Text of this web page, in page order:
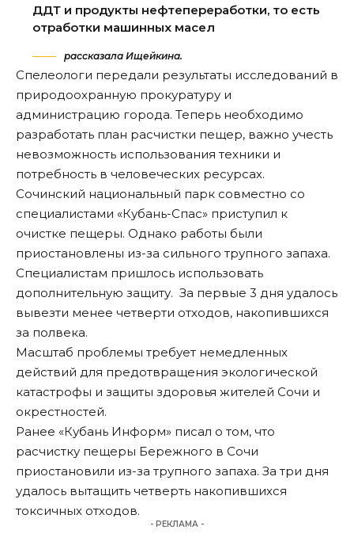
ДДТ и продукты нефтепереработки, то есть
отработки машинных масел
рассказала Ищейкина.
Спелеологи передали результаты исследований в
природоохранную прокуратуру и
администрацию города. Теперь необходимо
разработать план расчистки пещер, важно учесть
невозможность использования техники и
потребность в человеческих ресурсах.
Сочинский национальный парк совместно со
специалистами «Кубань-Спас» приступил к
очистке пещеры. Однако работы были
приостановлены из-за сильного трупного запаха.
Специалистам пришлось использовать
дополнительную защиту. За первые 3 дня удалось
вывезти менее четверти отходов, накопившихся
за полвека.
Масштаб проблемы требует немедленных
действий для предотвращения экологической
катастрофы и защиты здоровья жителей Сочи и
окрестностей.
Ранее «Кубань Информ» писал о том, что
расчистку пещеры Бережного в Сочи
приостановили из-затрупного запаха. За три дня
удалось вытащить четверть накопившихся
токсичных отходов.
- РЕКЛАМА -